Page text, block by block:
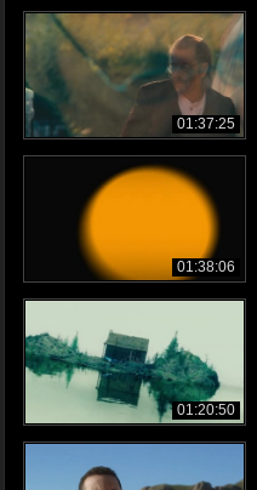
01:37:25
01:38:06
01:20:50